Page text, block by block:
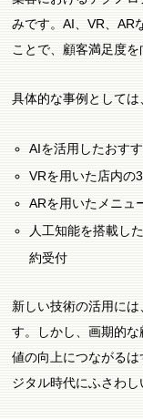
みです。AI、VR、AR
ことで、顧客満足度を
具体的な事例としては
AIを活用したおす
VRを用いた店内の
ARを用いたメニュ
人工知能を搭載し
約受付
新しい技術の活用に
す。しかし、画期的
値の向上につながる
ジタル時代にふさわし